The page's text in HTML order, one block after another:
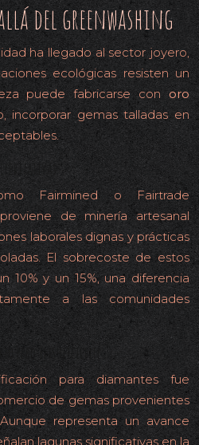
del greenwashing
ha llegado al sector joyero,
ecológicas resisten un
puede fabricarse con oro
incorporar gemas talladas en
Fairmined o Fairtrade
de minería artesanal
laborales dignas y prácticas
El sobrecoste de estos
10% y un 15%, una diferencia
a las comunidades
pero insuficiente
para diamantes fue
de gemas provenientes
representa un avance
lagunas significativas en la